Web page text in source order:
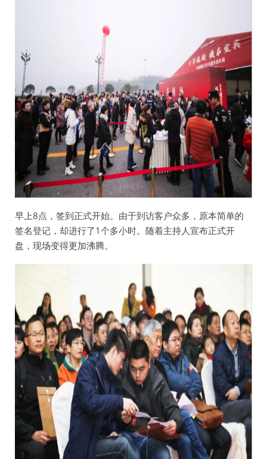
早上8点，签到正式开始。由于到访客户众多，原本简单的
签名登记，却进行了1个多小时。随着主持人宣布正式开
盘，现场变得更加沸腾。